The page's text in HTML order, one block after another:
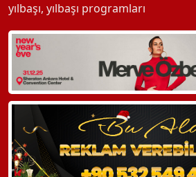
yılbaşı, yılbaşı programları